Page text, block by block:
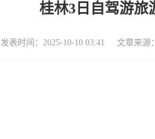
桂林3日自驾游旅
发表时间：2025-10-10 03:41 文章来源